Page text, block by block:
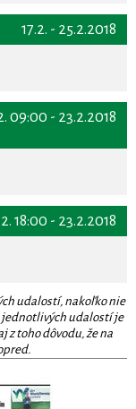
17.2. - 25.2.2018
09:00 - 23.2.2018
18:00 - 23.2.2018
udalostí, nakoľko nie
udalostí je
z toho dôvodu, že na